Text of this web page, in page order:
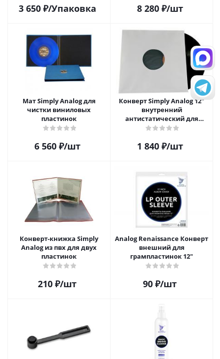
3 650₽/Упаковка 8 280₽/шт
Мат Simply Analog для
чистки виниловых
пластинок
6 560₽/шт
Конверт Simply Analog 12"
внутренний
антистатический для
пластинок (25шт)
1 840₽/шт
Конверт-книжка Simply
Analog из пвх для двух
пластинок
210 ₽/шт
Analog Renaissance Конверт
внешний для
грампластинок 12"
90 ₽/шт